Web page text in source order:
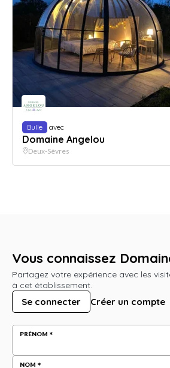
Bulle avec
Domaine Angelou
Deux-Sèvres
Vous connaissez
Partagez votre expérience avec les
à cet établissement.
Se connecter Créer un compte
PRÉNOM
NOM